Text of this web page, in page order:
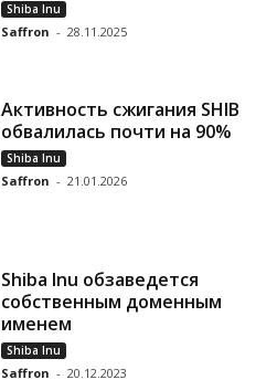
Shiba Inu
Saffron - 28.11.2025
Активность сжигания SHIB
обвалилась почти на 90%
Shiba Inu
Saffron - 21.01.2026
Shiba Inu обзаведется
собственным доменным
именем
Shiba Inu
Saffron - 20.12.2023